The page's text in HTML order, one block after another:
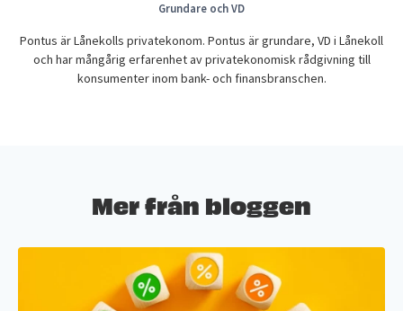
Grundare och VD
Pontus är Lånekolls privatekonom. Pontus är grundare, VD i Lånekoll
och har mångårig erfarenhet av privatekonomisk rådgivning till
konsumenter inom bank- och finansbranschen.
Mer från bloggen